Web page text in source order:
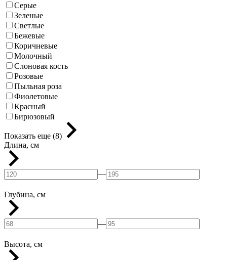
Серые
Зеленые
Светлые
Бежевые
Коричневые
Молочный
Слоновая кость
Розовые
Пыльная роза
Фиолетовые
Красный
Бирюзовый
Показать еще (8)
Длина, см
—
Глубина, см
—
Высота, см